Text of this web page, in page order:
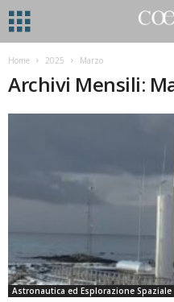
Home 2025 Marzo
Archivi Mensili:
Astronautica ed Esplorazione Spaziale